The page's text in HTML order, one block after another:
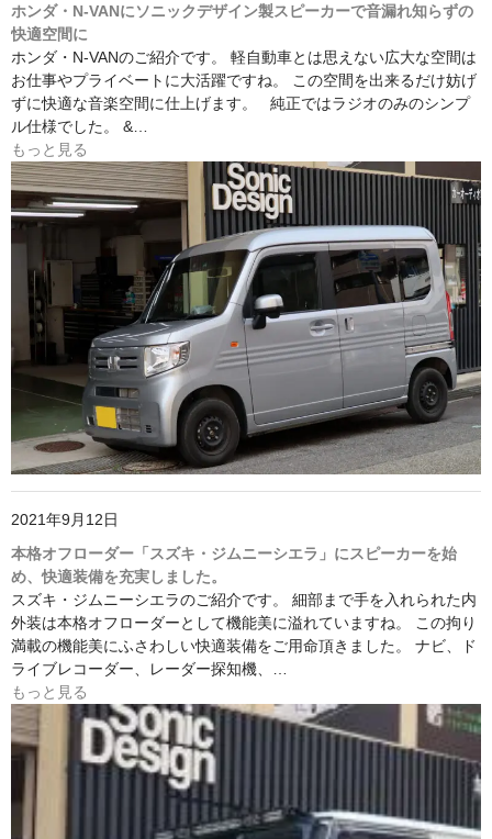
ホンダ・N-VANにソニックデザイン製スピーカーで音漏れ知らずの
快適空間に
ホンダ・N-VANのご紹介です。 軽自動車とは思えない広大な空間は
お仕事やプライベートに大活躍ですね。 この空間を出来るだけ妨げ
ずに快適な音楽空間に仕上げます。 純正ではラジオのみのシンプ
ル仕様でした。 &…
もっと見る
2021年9月12日
本格オフローダー「スズキ・ジムニーシエラ」にスピーカーを始
め、快適装備を充実しました。
スズキ・ジムニーシエラのご紹介です。 細部まで手を入れられた内
外装は本格オフローダーとして機能美に溢れていますね。 この拘り
満載の機能美にふさわしい快適装備をご用命頂きました。 ナビ、ド
ライブレコーダー、レーダー探知機、…
もっと見る